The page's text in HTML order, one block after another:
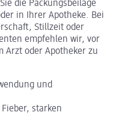
die Packungsbeilage
in Ihrer Apotheke. Bei
Stillzeit oder
empfehlen wir, vor
Arzt oder Apotheker zu
und
starken